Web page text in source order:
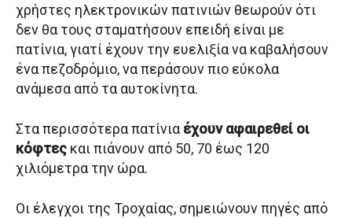
χρήστες ηλεκτρονικών πατινιών θεωρούν ότι
δεν θα τους σταματήσουν επειδή είναι με
πατίνια, γιατί έχουν την ευελιξία να καβαλήσουν
ένα πεζοδρόμιο, να περάσουν πιο εύκολα
ανάμεσα από τα αυτοκίνητα.
Στα περισσότερα πατίνιαέχουν αφαιρεθεί οι
κόφτες και πιάνουν από 50, 70 έως 120
χιλιόμετρα την ώρα.
Οι έλεγχοι της Τροχαίας, σημειώνουν πηγές από